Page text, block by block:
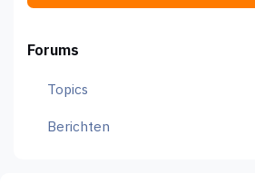
Forums
Topics
Berichten